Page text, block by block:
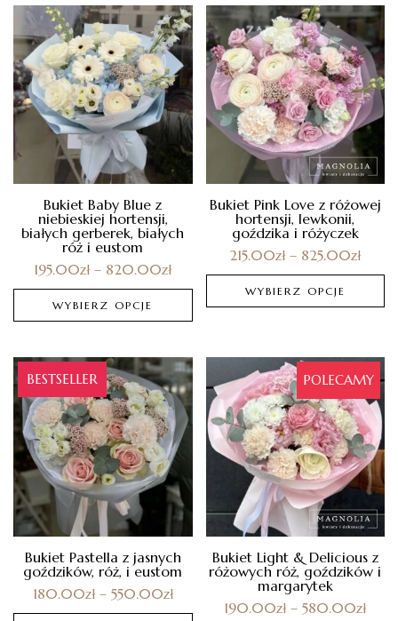
Bukiet Baby Blue z
niebieskiej hortensji,
białych gerberek, białych
róż i eustom
195.00zł – 820.00zł
WYBIERZ OPCJE
Bukiet Pink Love z różowej
hortensji, lewkonii,
goździka i różyczek
215.00zł – 825.00zł
WYBIERZ OPCJE
BESTSELLER
Bukiet Pastella z jasnych
goździków, róż, i eustom
180.00zł– 550.00zł
POLECAMY
Bukiet Light & Delicious z
różowych róż, goździków i
margarytek
190.00zł –580.00zł